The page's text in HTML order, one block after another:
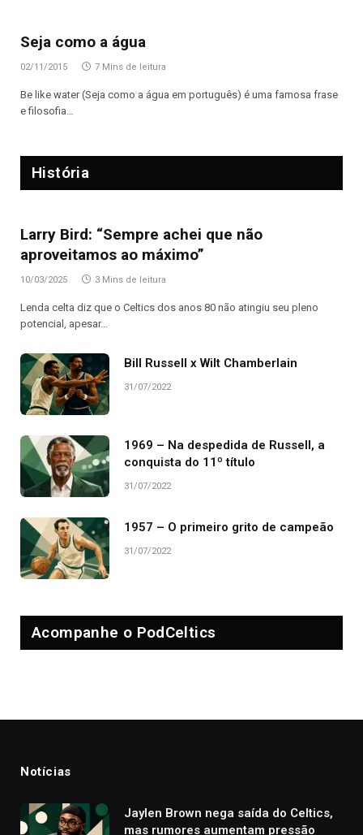
Seja como a água
02/11/2015 7 Mins de leitura
Be like water (Seja como a água em português) é uma famosa frase
e filosofia…
História
Larry Bird: “Sempre achei que não
aproveitamos ao máximo”
10/03/2025 3 Mins de leitura
Lenda celta diz que o Celtics dos anos 80 não atingiu seu pleno
potencial, apesar…
Bill Russell x Wilt Chamberlain
31/07/2022
1969 – Na despedida de Russell, a
conquista do 11º título
31/07/2022
1957 – O primeiro grito de campeão
31/07/2022
Acompanhe o PodCeltics
Notícias
Jaylen Brown nega saída do Celtics,
mas rumores aumentam pressão